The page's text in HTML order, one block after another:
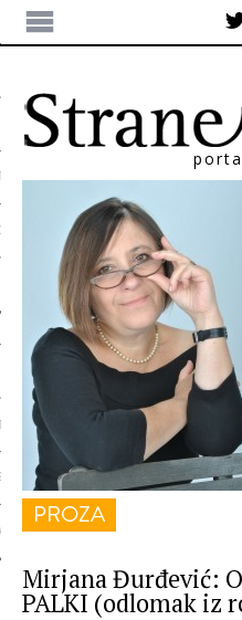
PROZA
Mirjana Đurđević:
PALKI (odlomak iz